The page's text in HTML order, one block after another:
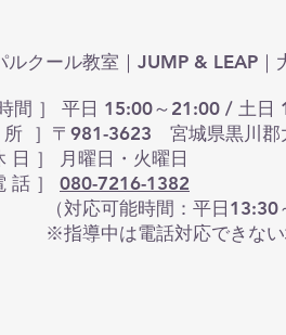
ルクール教室｜JUMP & LEAP｜
時間 ］ 平日 15:00～21:00 / 土日
］〒981-3623 宮城県黒川郡
日 ］ 月曜日・火曜日
話 ］ 080-7216-1382
可能時間：平日13:30～
は電話対応できない場合